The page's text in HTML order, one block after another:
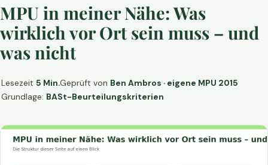
MPU in meiner Nähe: Was
wirklich vor Ort sein muss – und
was nicht
Lesezeit 5 Min.Geprüft von Ben Ambros · eigene MPU 2015
Grundlage: BASt-Beurteilungskriterien